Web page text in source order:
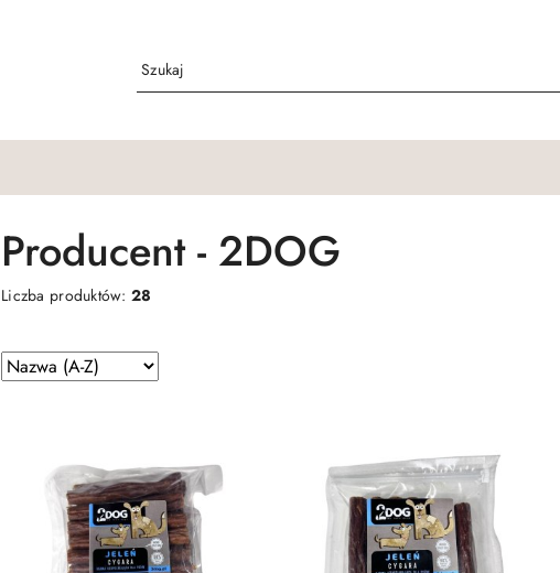
Producent - 2DOG
Liczba produktów:28
Zastosowano
sortowanie:
Sortuj
według